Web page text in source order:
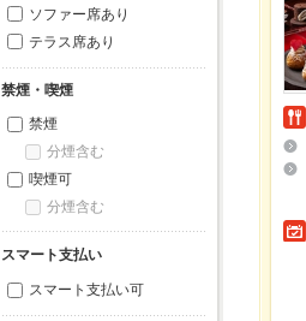
ソファー席あり
テラス席あり
禁煙・喫煙
禁煙
分煙含む
喫煙可
分煙含む
スマート支払い
スマート支払い可